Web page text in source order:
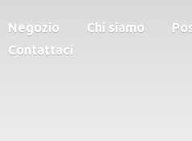
Negozio Chi siamo
Contattaci